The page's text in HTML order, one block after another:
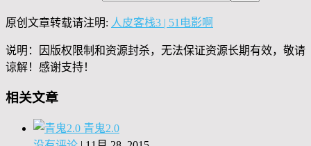
原创文章转载请注明: 人皮客栈3 | 51电影啊
说明：因版权限制和资源封杀，无法保证资源长期有效，敬请
谅解！感谢支持！
相关文章
青鬼2.0